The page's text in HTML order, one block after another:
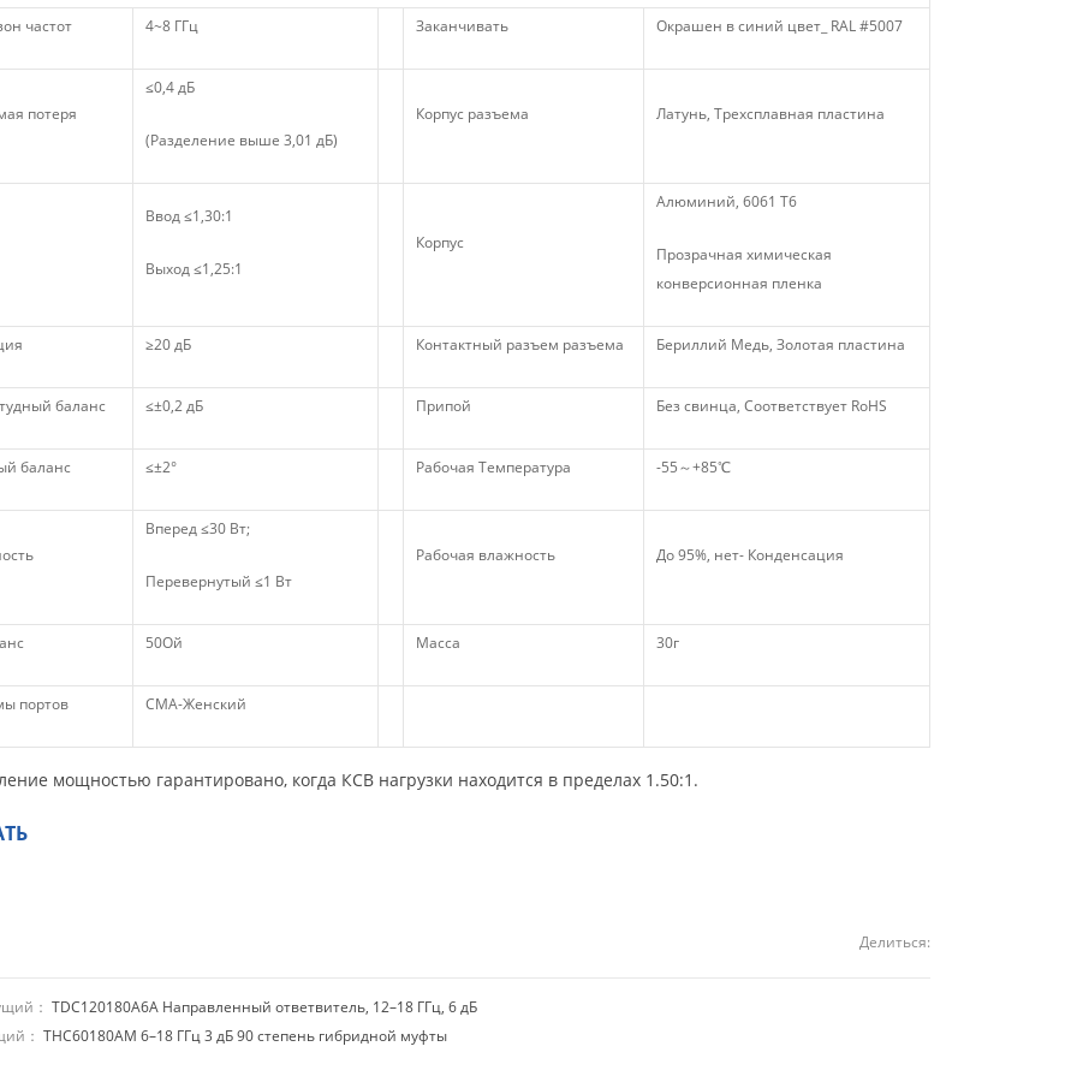
частот 4~8 ГГц Заканчивать Окрашен в синий цвет_ RAL #5007
потеря
≤0,4 дБ
(Разделение выше 3,01 дБ)
Корпус разъема Латунь, Трехсплавная пластина
Ввод ≤1,30:1
Выход ≤1,25:1
Корпус
Алюминий, 6061 Т6
Прозрачная химическая
конверсионная пленка
≥20 дБ Контактный разъем разъема Бериллий Медь, Золотая пластина
баланс ≤±0,2 дБ Припой Без свинца, Соответствует RoHS
баланс ≤±2° Рабочая Температура -55～+85℃
Вперед ≤30 Вт;
Перевернутый ≤1 Вт
Рабочая влажность До 95%, нет- Конденсация
50Ой Масса 30г
портов СМА-Женский
мощностью гарантировано, когда КСВ нагрузки находится в пределах 1.50:1.
Делиться:
： TDC120180A6A Направленный ответвитель, 12–18 ГГц, 6 дБ
： THC60180AM 6–18 ГГц 3 дБ 90 степень гибридной муфты